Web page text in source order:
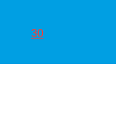
30